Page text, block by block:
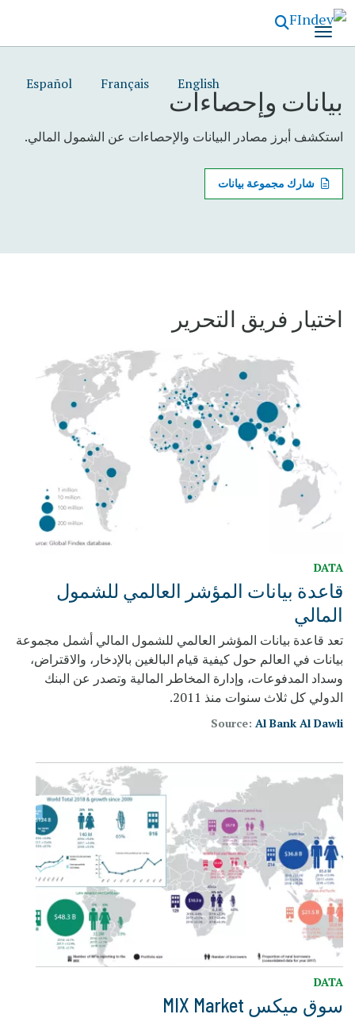
الرئيسي English
Français
Español
بيانات وإحصاءات
استكشف أبرز مصادر البيانات والإحصاءات عن الشمول المالي.
شارك مجموعة بيانات
اختيار فريق التحرير
DATA
قاعدة بيانات المؤشر العالمي للشمول
المالي
تعد قاعدة بيانات المؤشر العالمي للشمول المالي أشمل مجموعة
بيانات في العالم حول كيفية قيام البالغين بالإدخار، والاقتراض،
وسداد المدفوعات، وإدارة المخاطر المالية وتصدر عن البنك
الدولي كل ثلاث سنوات منذ 2011.
Source: Al Bank Al Dawli
DATA
سوق ميكس MIX Market